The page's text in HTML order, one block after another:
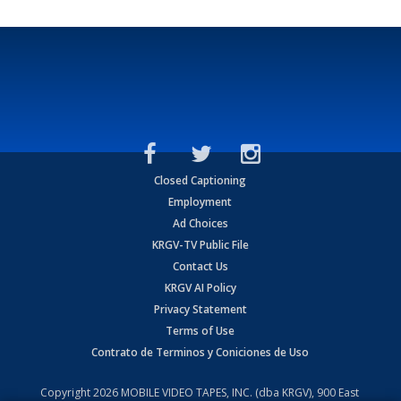
Closed Captioning
Employment
Ad Choices
KRGV-TV Public File
Contact Us
KRGV AI Policy
Privacy Statement
Terms of Use
Contrato de Terminos y Coniciones de Uso
Copyright2026 MOBILE VIDEO TAPES, INC. (dba KRGV), 900 East